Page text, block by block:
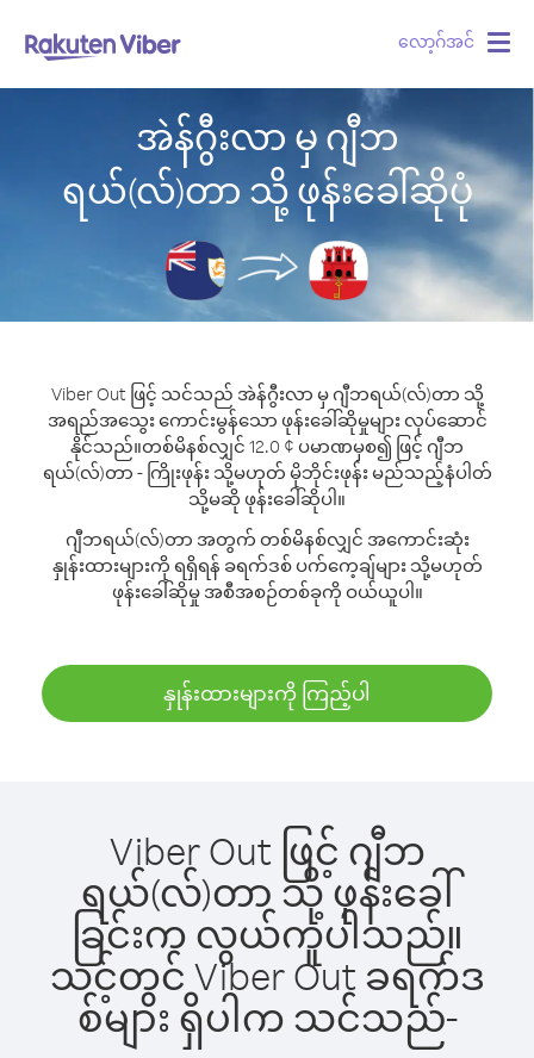
လော့ဂ်အင်
အဲန်ဂွီးလာ မှ ဂျီဘ
ရယ်(လ်)တာ သို့ ဖုန်းခေါ်ဆိုပုံ
Viber Out ဖြင့် သင်သည် အဲန်ဂွီးလာ မှ ဂျီဘရယ်(လ်)တာ သို့
အရည်အသွေး ကောင်းမွန်သော ဖုန်းခေါ်ဆိုမှုများ လုပ်ဆောင်
နိုင်သည်။တစ်မိနစ်လျှင် 12.0 ¢ ပမာဏမှစ၍ ဖြင့် ဂျီဘ
ရယ်(လ်)တာ - ကြိုးဖုန်း သို့မဟုတ် မိုဘိုင်းဖုန်း မည်သည့်နံပါတ်
သို့မဆို ဖုန်းခေါ်ဆိုပါ။
ဂျီဘရယ်(လ်)တာ အတွက် တစ်မိနစ်လျှင် အကောင်းဆုံး
နှုန်းထားများကို ရရှိရန် ခရက်ဒစ် ပက်ကေ့ချ်များ သို့မဟုတ်
ဖုန်းခေါ်ဆိုမှု အစီအစဉ်တစ်ခုကို ဝယ်ယူပါ။
နှုန်းထားများကို ကြည့်ပါ
Viber Out ဖြင့် ဂျီဘ
ရယ်(လ်)တာ သို့ ဖုန်းခေါ်
ခြင်းက လွယ်ကူပါသည်။
သင့်တွင် Viber Out ခရက်ဒ
စ်များ ရှိပါက သင်သည်-